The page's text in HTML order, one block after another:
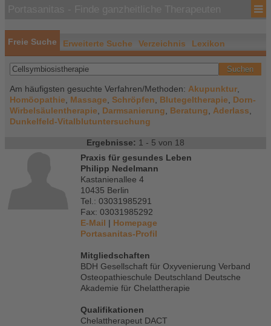
Freie Suche Erweiterte Suche Verzeichnis Lexikon
Suchen
Am häufigsten gesuchte Verfahren/Methoden: Akupunktur
Homöopathie
Massage Schröpfen Blutegeltherapie
Dorn-
Wirbelsäulentherapie
Darmsanierung Beratung Aderlass
Dunkelfeld-Vitalblutuntersuchung
Ergebnisse: 1 - 5 von 18
Praxis für gesundes Leben
Philipp Nedelmann
Kastanienallee 4
10435 Berlin
Tel.: 03031985291
Fax: 03031985292
E-Mail | Homepage
Portasanitas-Profil
Mitgliedschaften
BDH Gesellschaft für Oxyvenierung Verband
Osteopathieschule Deutschland Deutsche
Akademie für Chelattherapie
Qualifikationen
Chelattherapeut DACT